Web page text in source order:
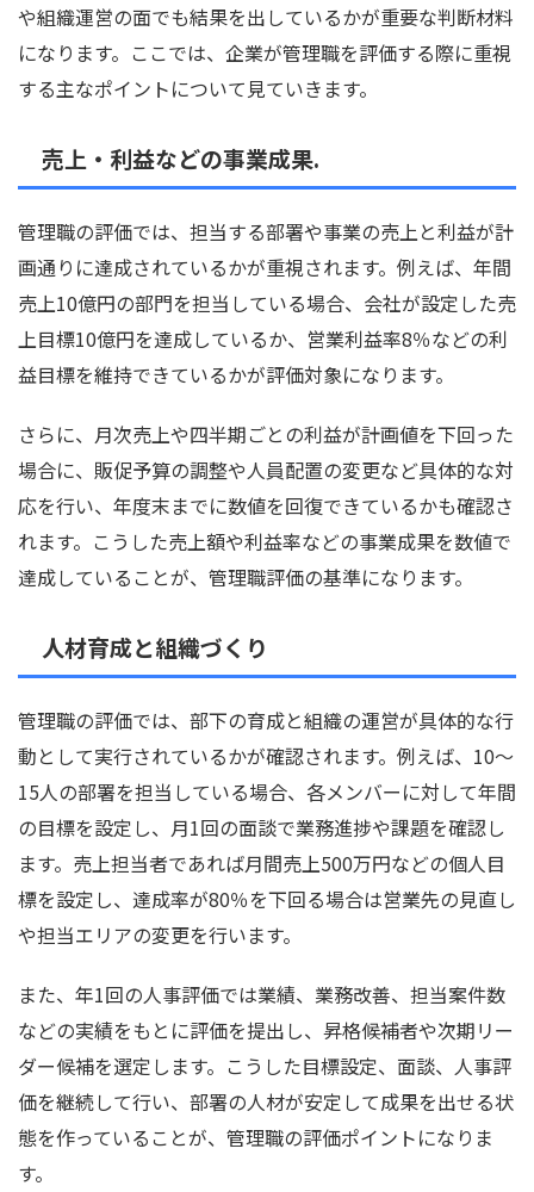
や組織運営の面でも結果を出しているかが重要な判断材料
になります。ここでは、企業が管理職を評価する際に重視
する主なポイントについて見ていきます。
売上・利益などの事業成果.
管理職の評価では、担当する部署や事業の売上と利益が計
画通りに達成されているかが重視されます。例えば、年間
売上10億円の部門を担当している場合、会社が設定した売
上目標10億円を達成しているか、営業利益率8％などの利
益目標を維持できているかが評価対象になります。
さらに、月次売上や四半期ごとの利益が計画値を下回った
場合に、販促予算の調整や人員配置の変更など具体的な対
応を行い、年度末までに数値を回復できているかも確認さ
れます。こうした売上額や利益率などの事業成果を数値で
達成していることが、管理職評価の基準になります。
人材育成と組織づくり
管理職の評価では、部下の育成と組織の運営が具体的な行
動として実行されているかが確認されます。例えば、10〜
15人の部署を担当している場合、各メンバーに対して年間
の目標を設定し、月1回の面談で業務進捗や課題を確認し
ます。売上担当者であれば月間売上500万円などの個人目
標を設定し、達成率が80％を下回る場合は営業先の見直し
や担当エリアの変更を行います。
また、年1回の人事評価では業績、業務改善、担当案件数
などの実績をもとに評価を提出し、昇格候補者や次期リー
ダー候補を選定します。こうした目標設定、面談、人事評
価を継続して行い、部署の人材が安定して成果を出せる状
態を作っていることが、管理職の評価ポイントになりま
す。